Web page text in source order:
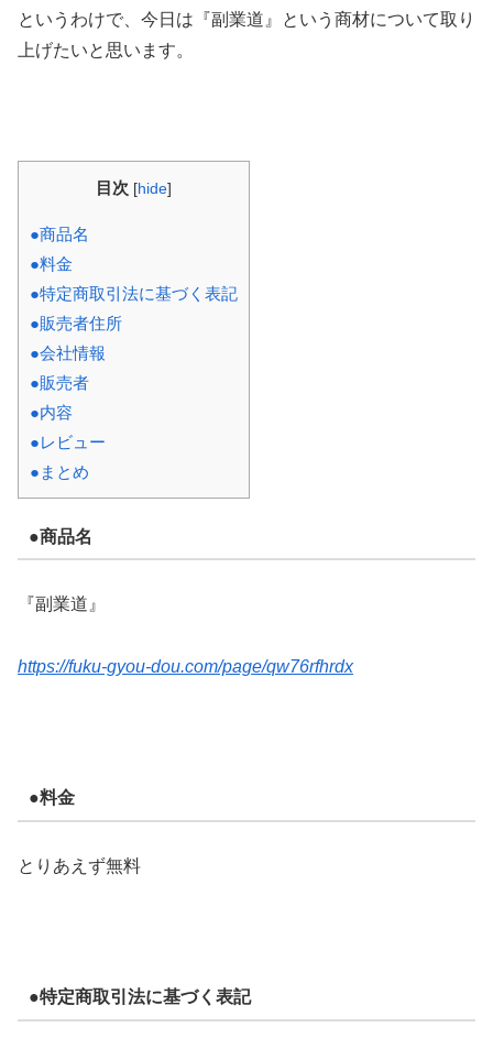
というわけで、今日は『副業道』という商材について取り
上げたいと思います。
目次 [hide]
●商品名
●料金
●特定商取引法に基づく表記
●販売者住所
●会社情報
●販売者
●内容
●レビュー
●まとめ
●商品名
『副業道』
https://fuku-gyou-dou.com/page/qw76rfhrdx
●料金
とりあえず無料
●特定商取引法に基づく表記